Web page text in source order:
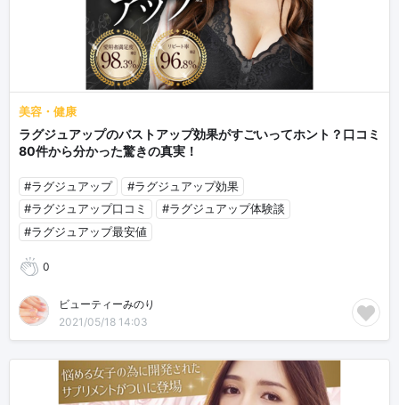
美容・健康
ラグジュアップのバストアップ効果がすごいってホント？口コミ
80件から分かった驚きの真実！
#ラグジュアップ
#ラグジュアップ効果
#ラグジュアップ口コミ
#ラグジュアップ体験談
#ラグジュアップ最安値
0
ビューティーみのり
2021/05/18 14:03